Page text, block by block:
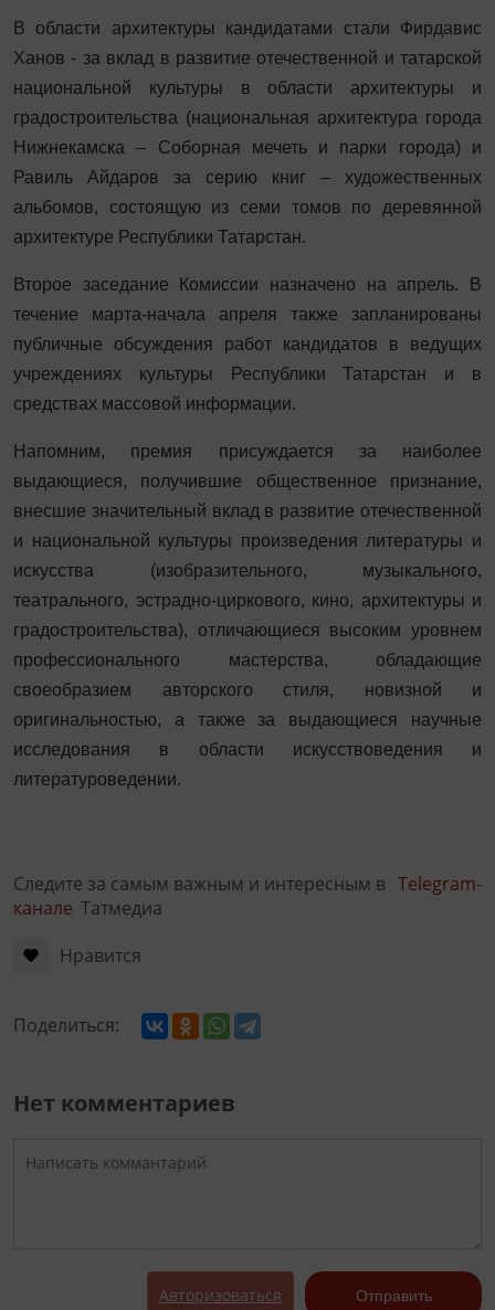
В области архитектуры кандидатами стали Фирдавис
Ханов - за вклад в развитие отечественной и татарской
национальной культуры в области архитектуры и
градостроительства (национальная архитектура города
Нижнекамска – Соборная мечеть и парки города) и
Равиль Айдаров за серию книг – художественных
альбомов, состоящую из семи томов по деревянной
архитектуре Республики Татарстан.
Второе заседание Комиссии назначено на апрель. В
течение марта-начала апреля также запланированы
публичные обсуждения работ кандидатов в ведущих
учреждениях культуры Республики Татарстан и в
средствах массовой информации.
Напомним, премия присуждается за наиболее
выдающиеся, получившие общественное признание,
внесшие значительный вклад в развитие отечественной
и национальной культуры произведения литературы и
искусства (изобразительного, музыкального,
театрального, эстрадно-циркового, кино, архитектуры и
градостроительства), отличающиеся высоким уровнем
профессионального мастерства, обладающие
своеобразием авторского стиля, новизной и
оригинальностью, а также за выдающиеся научные
исследования в области искусствоведения и
литературоведении.
Следите за самым важным и интересным в Telegram-
канале Татмедиа
Нравится
Поделиться:
Нет комментариев
Авторизоваться Отправить